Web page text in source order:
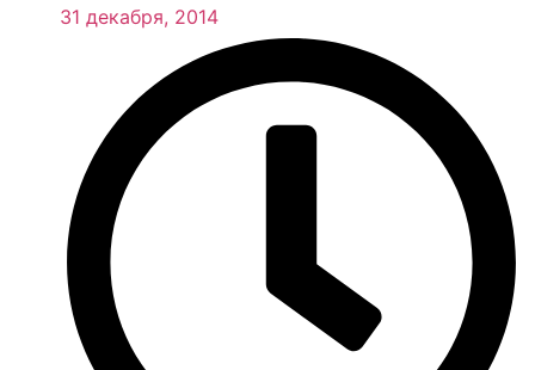
31 декабря, 2014